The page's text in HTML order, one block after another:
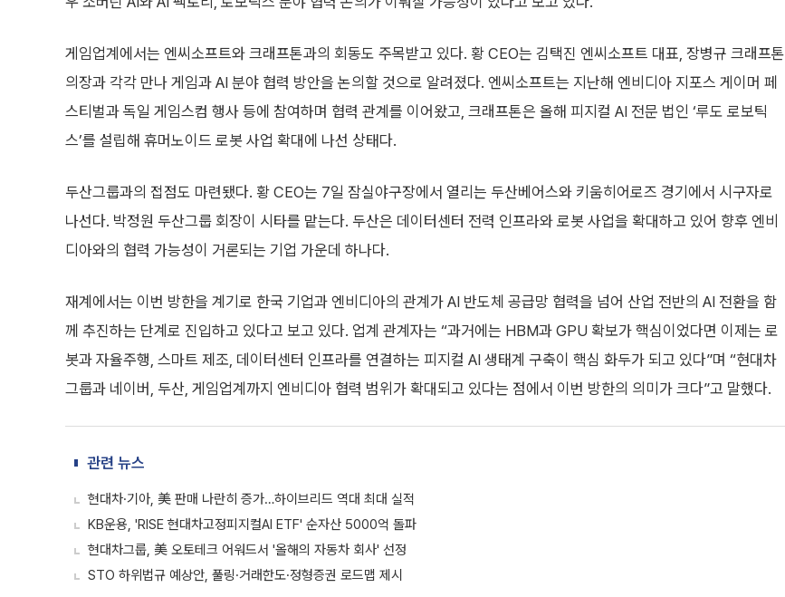
게임업계에서는 엔씨소프트와 크래프톤과의 회동도 주목받고 있다. 황 CEO는 김택진 엔씨소프트 대표, 장병규 크래프톤
의장과 각각 만나 게임과 AI 분야 협력 방안을 논의할 것으로 알려졌다. 엔씨소프트는 지난해 엔비디아 지포스 게이머 페
스티벌과 독일 게임스컴 행사 등에 참여하며 협력 관계를 이어왔고, 크래프톤은 올해 피지컬 AI 전문 법인 ‘루도 로보틱
스’를 설립해 휴머노이드 로봇 사업 확대에 나선 상태다.
두산그룹과의 접점도 마련됐다. 황 CEO는 7일 잠실야구장에서 열리는 두산베어스와 키움히어로즈 경기에서 시구자로
나선다. 박정원 두산그룹 회장이 시타를 맡는다. 두산은 데이터센터 전력 인프라와 로봇 사업을 확대하고 있어 향후 엔비
디아와의 협력 가능성이 거론되는 기업 가운데 하나다.
재계에서는 이번 방한을 계기로 한국 기업과 엔비디아의 관계가 AI 반도체 공급망 협력을 넘어 산업 전반의 AI 전환을 함
께 추진하는 단계로 진입하고 있다고 보고 있다. 업계 관계자는 “과거에는 HBM과 GPU 확보가 핵심이었다면 이제는 로
봇과 자율주행, 스마트 제조, 데이터센터 인프라를 연결하는 피지컬 AI 생태계 구축이 핵심 화두가 되고 있다”며 “현대차
그룹과 네이버, 두산, 게임업계까지 엔비디아 협력 범위가 확대되고 있다는 점에서 이번 방한의 의미가 크다”고 말했다.
관련 뉴스
현대차·기아, 美 판매 나란히 증가…하이브리드 역대 최대 실적
KB운용, 'RISE 현대차고정피지컬AI ETF' 순자산 5000억 돌파
현대차그룹, 美 오토테크 어워드서 '올해의 자동차 회사' 선정
STO 하위법규 예상안, 풀링·거래한도·정형증권 로드맵 제시